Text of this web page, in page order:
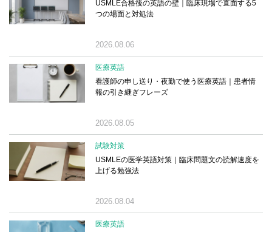
USMLE合格後の英語の壁｜臨床現場で直面する5
つの場面と対処法
2026.08.06
医療英語
看護師の申し送り・夜勤で使う医療英語｜患者情
報の引き継ぎフレーズ
2026.08.05
試験対策
USMLEの医学英語対策｜臨床問題文の読解速度を
上げる勉強法
2026.08.04
医療英語